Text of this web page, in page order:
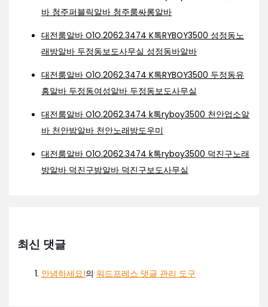
바 청주퍼블릭알바 청주룸싸롱알바
대전룸알바 O1O.2062.3474 K톡RYBOY3500 성정동노
래방알바 두정동보도사무실 성정동바알바
대전룸알바 O1O.2062.3474 K톡RYBOY3500 두정동유
흥알바 두정동여성알바 두정동보도사무실
대전룸알바 O1O.2062.3474 k톡ryboy3500 천안업소알
바 천안밤알바 천안노래방도우미
대전룸알바 O1O.2062.3474 k톡ryboy3500 덕진구노래
방알바 덕진구밤알바 덕진구보도사무실
최신 댓글
안녕하세요!의워드프레스 댓글 관리 도구